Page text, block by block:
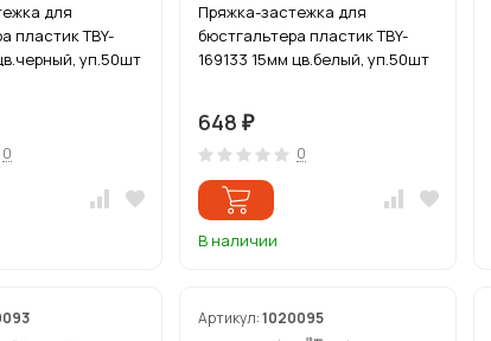
для
пластик TBY-
уп.50шт
0
Пряжка-застежка для
бюстгальтера пластик TBY-
169133 15мм цв.белый, уп.50шт
648 ₽
0
В наличии
Артикул:1020095